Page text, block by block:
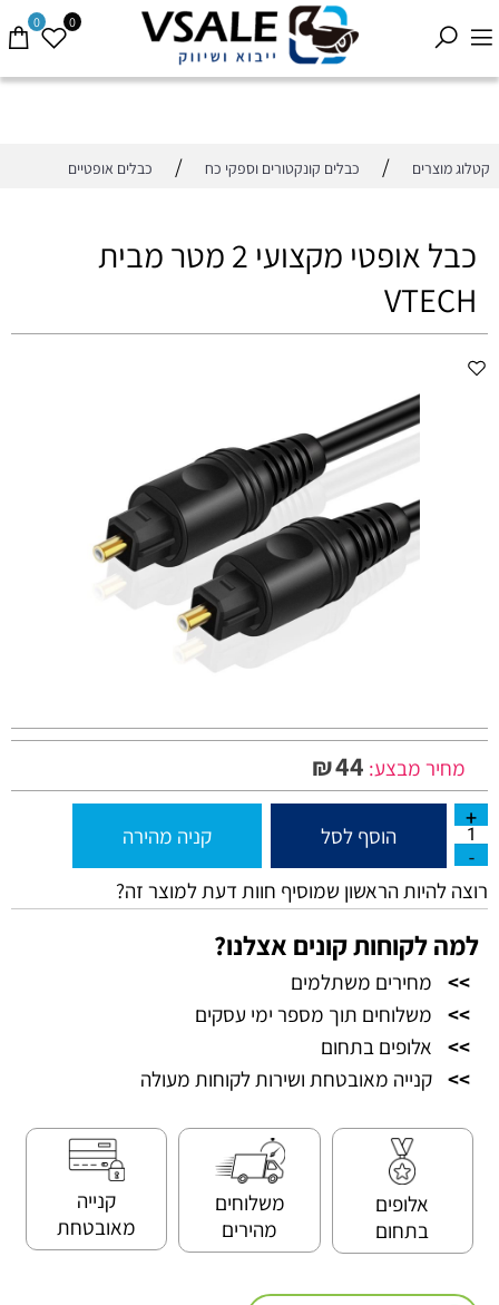
0 0
קטלוג מוצרים / כבלים קונקטורים וספקי כח / כבלים אופטיים
כבל אופטי מקצועי 2 מטר מבית
VTECH
מחיר מבצע: ₪44
הוסף לסל קניה מהירה
רוצה להיות הראשון שמוסיף חוות דעת למוצר זה?
למה לקוחות קונים אצלנו?
>>
מחירים משתלמים
>>
משלוחים תוך מספר ימי עסקים
>>
אלופים בתחום
>> קנייה מאובטחת ושירות לקוחות מעולה
אלופים
בתחום
משלוחים
מהירים
קנייה
מאובטחת